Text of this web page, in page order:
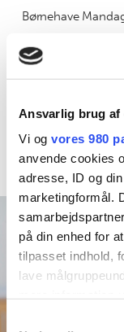
Ansvarlig brug af
Vi og vores 980
anvende cookies
adresse, ID og
marketingformål.
på din enhed for
tilpasset indhold,
lave
Børnehave
Email